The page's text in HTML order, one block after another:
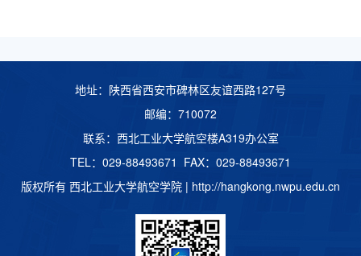
地址：陕西省西安市碑林区友谊西路127号
邮编：710072
联系：西北工业大学航空楼A319办公室
TEL：029-88493671 FAX：029-88493671
版权所有 西北工业大学航空学院 | http://hangkong.nwpu.edu.cn